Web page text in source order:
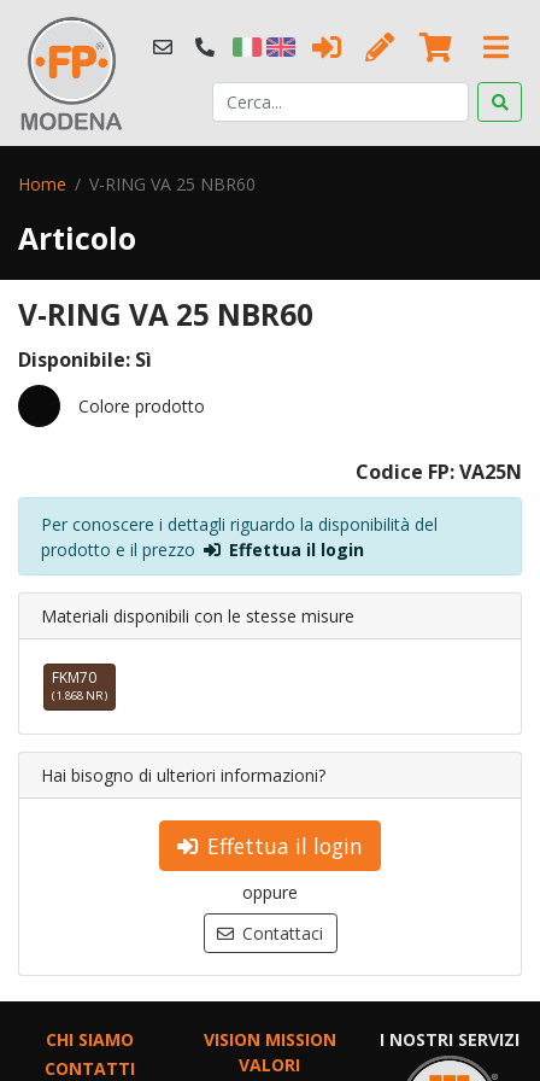
Home V-RING VA 25 NBR60
Articolo
V-RING VA 25 NBR60
Disponibile: Sì
Colore prodotto
Codice FP: VA25N
Per conoscere i dettagli riguardo la disponibilità del
prodotto e il prezzo
Effettua il login
Materiali disponibili con le stesse misure
FKM70
(1.868 NR)
Hai bisogno di ulteriori informazioni?
Effettua il login
oppure
Contattaci
CHI SIAMO
CONTATTI
VISION MISSION
VALORI
I NOSTRI SERVIZI